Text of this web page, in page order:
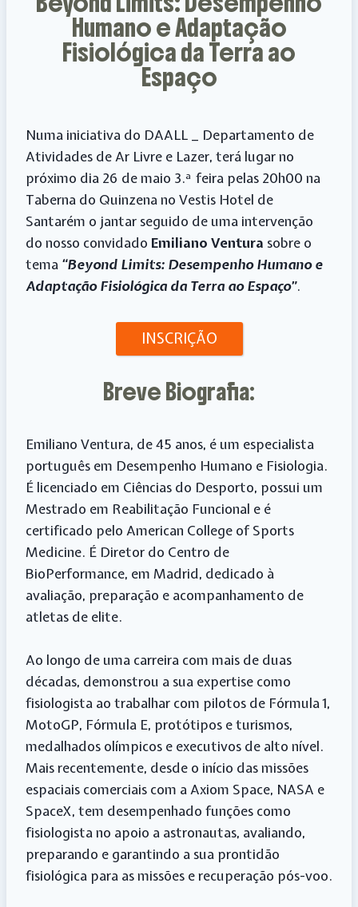
n
T
w
t
t
n
F
a
c
b
o
o
n
P
i
t
e
r
e
n
L
k
e
d
I
n
n
R
e
d
i
i
a
E
m
a
i
Humano e Adaptação
Fisiológica da Terra ao
Espaço
Numa iniciativa do DAALL _ Departamento de
Atividades de Ar Livre e Lazer, terá lugar no
próximo dia 26 de maio 3.ª feira pelas 20h00 na
Taberna do Quinzena no Vestis Hotel de
Santarém o jantar seguido de uma intervenção
do nosso convidado Emiliano Ventura sobre o
tema “Beyond Limits: Desempenho Humano e
Adaptação Fisiológica da Terra ao Espaço”.
INSCRIÇÃO
Breve Biografia:
Emiliano Ventura, de 45 anos, é um especialista
português em Desempenho Humano e Fisiologia.
É licenciado em Ciências do Desporto, possui um
Mestrado em Reabilitação Funcional e é
certificado pelo American College of Sports
Medicine. É Diretor do Centro de
BioPerformance, em Madrid, dedicado à
avaliação, preparação e acompanhamento de
atletas de elite.
Ao longo de uma carreira com mais de duas
décadas, demonstrou a sua expertise como
fisiologista ao trabalhar com pilotos de Fórmula 1,
MotoGP, Fórmula E, protótipos e turismos,
medalhados olímpicos e executivos de alto nível.
Mais recentemente, desde o início das missões
espaciais comerciais com a Axiom Space, NASA e
SpaceX, tem desempenhado funções como
fisiologista no apoio a astronautas, avaliando,
preparando e garantindo a sua prontidão
fisiológica para as missões e recuperação pós-voo.